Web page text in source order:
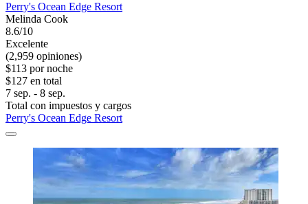
Perry's Ocean Edge Resort
Melinda Cook
8.6/10
Excelente
(2,959 opiniones)
$113 por noche
$127 en total
7 sep. - 8 sep.
Total con impuestos y cargos
Perry's Ocean Edge Resort